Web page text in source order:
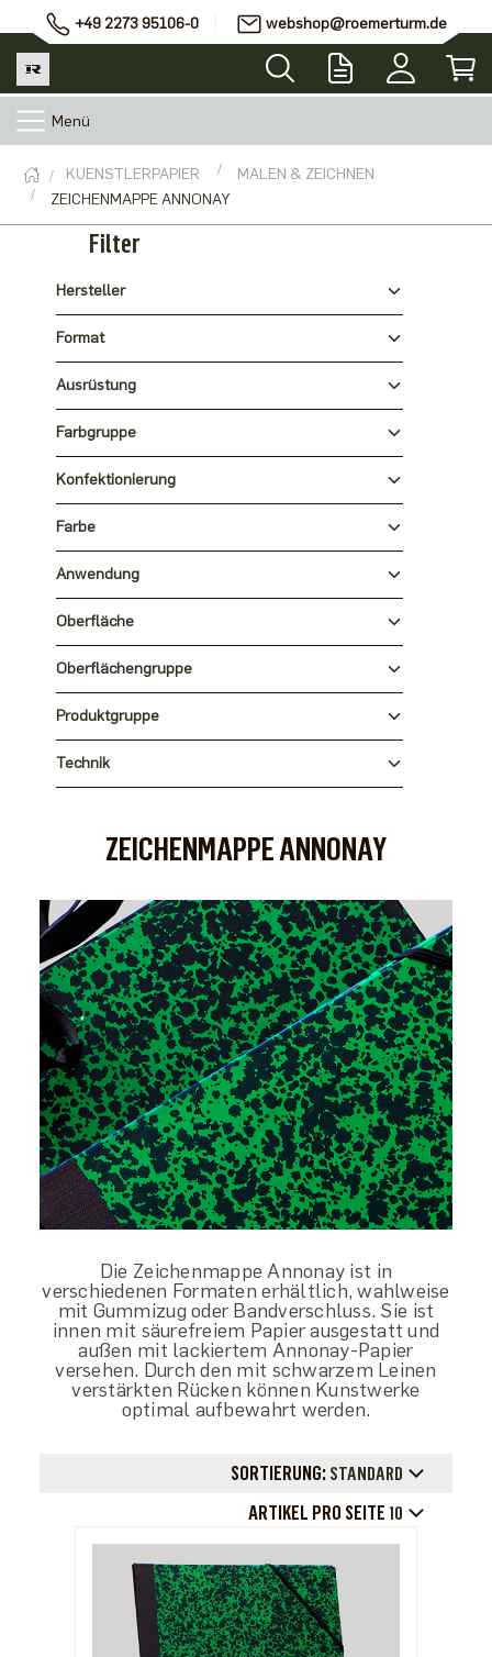
+49 2273 95106-0 webshop@roemerturm.de
Menü
KUENSTLERPAPIER
MALEN & ZEICHNEN
ZEICHENMAPPE ANNONAY
Filter
Hersteller
Format
Ausrüstung
Farbgruppe
Konfektionierung
Farbe
Anwendung
Oberfläche
Oberflächengruppe
Produktgruppe
Technik
ZEICHENMAPPE ANNONAY
Die Zeichenmappe Annonay ist in
verschiedenen Formaten erhältlich, wahlweise
mit Gummizug oder Bandverschluss. Sie ist
innen mit säurefreiem Papier ausgestatt und
außen mit lackiertem Annonay-Papier
versehen. Durch den mit schwarzem Leinen
verstärkten Rücken können Kunstwerke
optimal aufbewahrt werden.
SORTIERUNG: STANDARD
ARTIKEL PRO SEITE 10